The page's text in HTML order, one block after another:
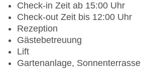
Check-in Zeit ab 15:00 Uhr
Check-out Zeit bis 12:00 Uhr
Rezeption
Gästebetreuung
Lift
Gartenanlage, Sonnenterrasse